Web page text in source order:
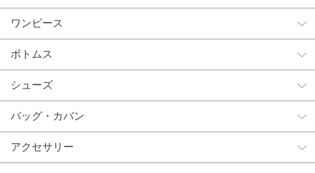
ワンピース
ボトムス
シューズ
バッグ・カバン
アクセサリー